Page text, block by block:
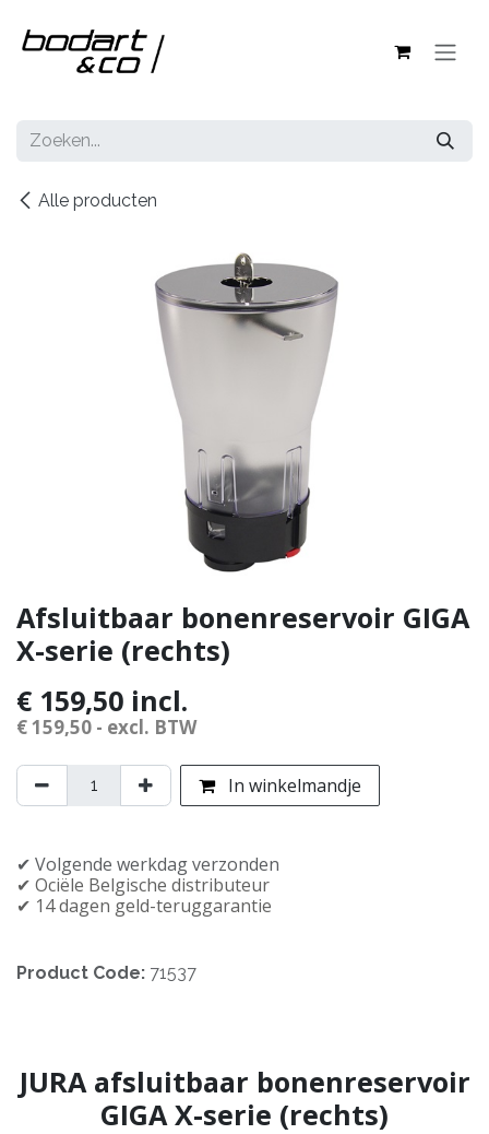
Alle producten
Afsluitbaar bonenreservoir GIGA
X-serie (rechts)
€ 159,50 incl.
€159,50 - excl. BTW
In winkelmandje
✔︎ Volgende werkdag verzonden
✔︎ Officiële Belgische distributeur
✔︎ 14 dagen geld-teruggarantie
Product Code: 71537
JURA afsluitbaar bonenreservoir
GIGA X-serie (rechts)